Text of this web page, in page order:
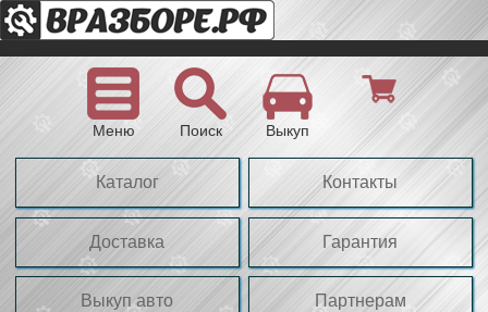
Меню Поиск Выкуп
Каталог Контакты
Доставка Гарантия
Выкуп авто Партнерам